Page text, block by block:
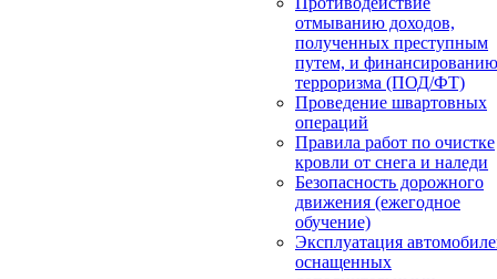
отмыванию доходов,
полученных преступным
путем, и финансированию
терроризма (ПОД/ФТ)
Проведение швартовных
операций
Правила работ по очистке
кровли от снега и наледи
Безопасность дорожного
движения (ежегодное
обучение)
Эксплуатация
оснащенных